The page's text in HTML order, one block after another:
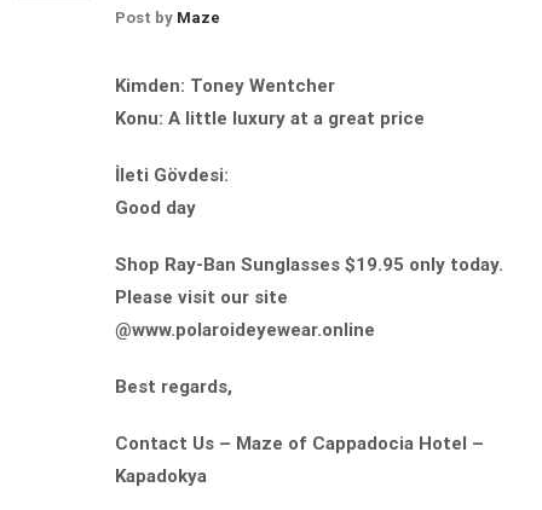
Post by Maze
Kimden: Toney Wentcher
Konu: A little luxury at a great price
İleti Gövdesi:
Good day
Shop Ray-Ban Sunglasses $19.95 only today.
Please visit our site
@www.polaroideyewear.online
Best regards,
Contact Us – Maze of Cappadocia Hotel –
Kapadokya